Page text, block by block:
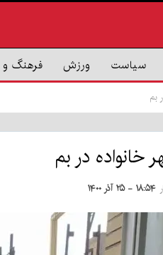
سیاست ورزش فرهنگ و
بم
خانواده در بم
۱۸:۵۴ - ۲۵ آذر ۱۴۰۰